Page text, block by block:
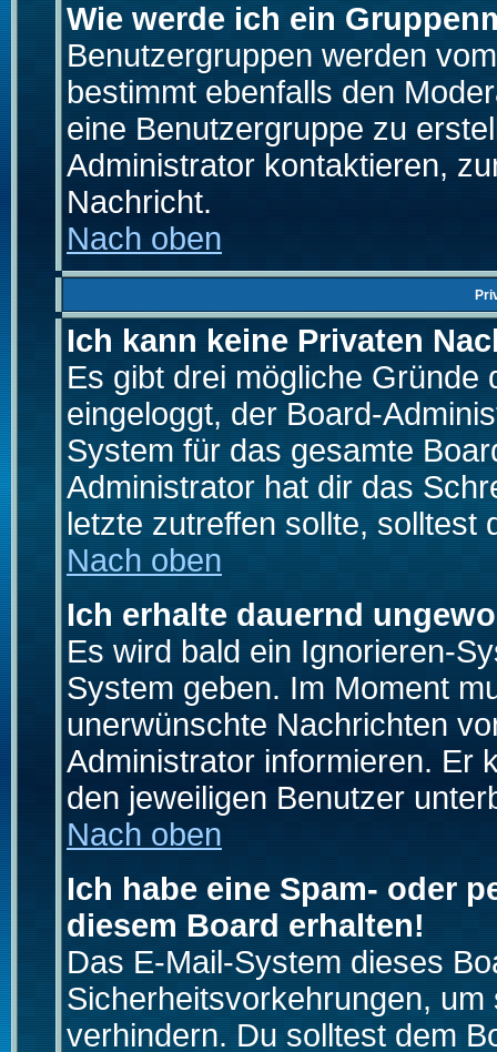
Wie werde ich ein
Benutzergruppen werden
bestimmt ebenfalls den
eine Benutzergruppe zu
Administrator kontaktieren,
Nachricht.
Nach oben
Ich kann keine Privaten
Es gibt drei mögliche Gründe
eingeloggt, der Board-
System für das gesamte
Administrator hat dir das
letzte zutreffen sollte, solltest
Nach oben
Ich erhalte dauernd
Es wird bald ein Ignorieren-
System geben. Im Moment
unerwünschte Nachrichten
Administrator informieren. Er
den jeweiligen Benutzer
Nach oben
Ich habe eine Spam- oder
diesem Board erhalten!
Das E-Mail-System dieses
Sicherheitsvorkehrungen,
verhindern. Du solltest dem